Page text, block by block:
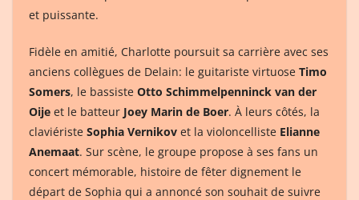
et puissante.
Fidèle en amitié, Charlotte poursuit sa carrière avec ses
anciens collègues de Delain: le guitariste virtuose Timo
Somers, le bassiste Otto Schimmelpenninck van der
Oije et le batteur Joey Marin de Boer. À leurs côtés, la
claviériste Sophia Vernikov et la violoncelliste Elianne
Anemaat. Sur scène, le groupe propose à ses fans un
concert mémorable, histoire de fêter dignement le
départ de Sophia qui a annoncé son souhait de suivre